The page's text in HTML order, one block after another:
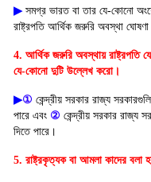
▶ সমগ্র ভারত বা তার যে-কোনো
রাষ্ট্রপতি আর্থিক জরুরি অবস্থা
4. আর্থিক জরুরি অবস্থায় রাষ্ট্রপতি
যে-কোনো দুটি উল্লেখ করো।
▶① কেন্দ্রীয় সরকার রাজ্য
পারে এবং ② কেন্দ্রীয় সরকার রাজ্য
দিতে পারে।
5. রাষ্ট্রকৃত্যক বা আমলা কাদের বলা